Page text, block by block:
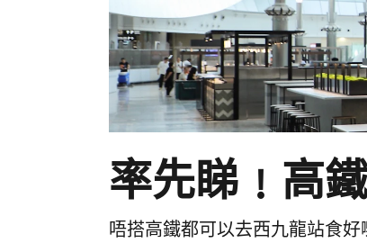
率先睇﹗高
唔搭高鐵都可以去西九龍站食好